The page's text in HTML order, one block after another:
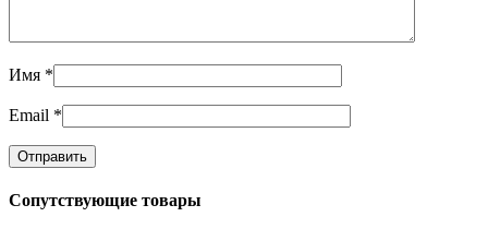
Имя *
Email *
Сопутствующие товары